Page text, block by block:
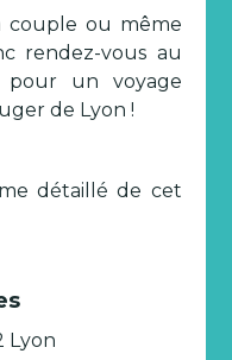
couple ou même
rendez-vous au
pour un voyage
de Lyon !
détaillé de cet
Lyon